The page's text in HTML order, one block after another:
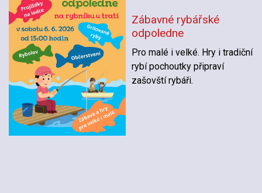
Zábavné rybářské
odpoledne
Pro malé i velké. Hry i tradiční
rybí pochoutky připraví
zašovští rybáři.